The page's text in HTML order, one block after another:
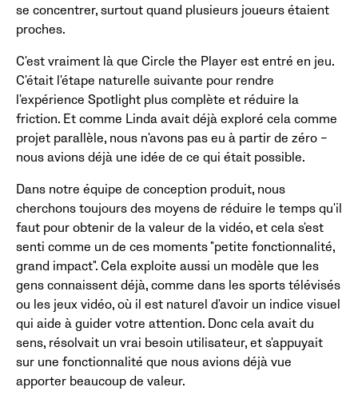
se concentrer, surtout quand plusieurs joueurs étaient
proches.
C'est vraiment là que Circle the Player est entré en jeu.
C'était l'étape naturelle suivante pour rendre
l'expérience Spotlight plus complète et réduire la
friction. Et comme Linda avait déjà exploré cela comme
projet parallèle, nous n'avons pas eu à partir de zéro –
nous avions déjà une idée de ce qui était possible.
Dans notre équipe de conception produit, nous
cherchons toujours des moyens de réduire le temps qu'il
faut pour obtenir de la valeur de la vidéo, et cela s'est
senti comme un de ces moments "petite fonctionnalité,
grand impact". Cela exploite aussi un modèle que les
gens connaissent déjà, comme dans les sports télévisés
ou les jeux vidéo, où il est naturel d'avoir un indice visuel
qui aide à guider votre attention. Donc cela avait du
sens, résolvait un vrai besoin utilisateur, et s'appuyait
sur une fonctionnalité que nous avions déjà vue
apporter beaucoup de valeur.